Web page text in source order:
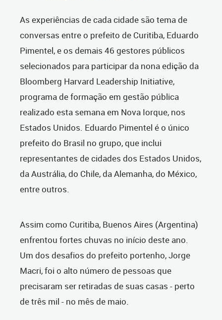
As experiências de cada cidade são tema de
conversas entre o prefeito de Curitiba, Eduardo
Pimentel, e os demais 46 gestores públicos
selecionados para participar da nona edição da
Bloomberg Harvard Leadership Initiative,
programa de formação em gestão pública
realizado esta semana em Nova Iorque, nos
Estados Unidos. Eduardo Pimentel é o único
prefeito do Brasil no grupo, que inclui
representantes de cidades dos Estados Unidos,
da Austrália, do Chile, da Alemanha, do México,
entre outros.
Assim como Curitiba, Buenos Aires (Argentina)
enfrentou fortes chuvas no início deste ano.
Um dos desafios do prefeito portenho, Jorge
Macri, foi o alto número de pessoas que
precisaram ser retiradas de suas casas - perto
de três mil - no mês de maio.